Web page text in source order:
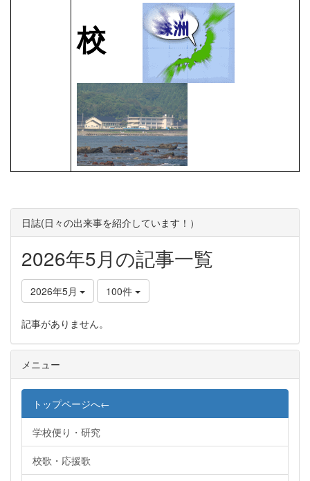
校
日誌(日々の出来事を紹介しています！）
2026年5月の記事一覧
2026年5月 100件
記事がありません。
メニュー
トップページへ←
学校便り・研究
校歌・応援歌